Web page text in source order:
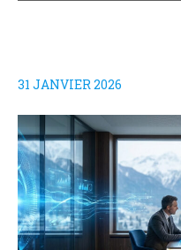
31 JANVIER 2026